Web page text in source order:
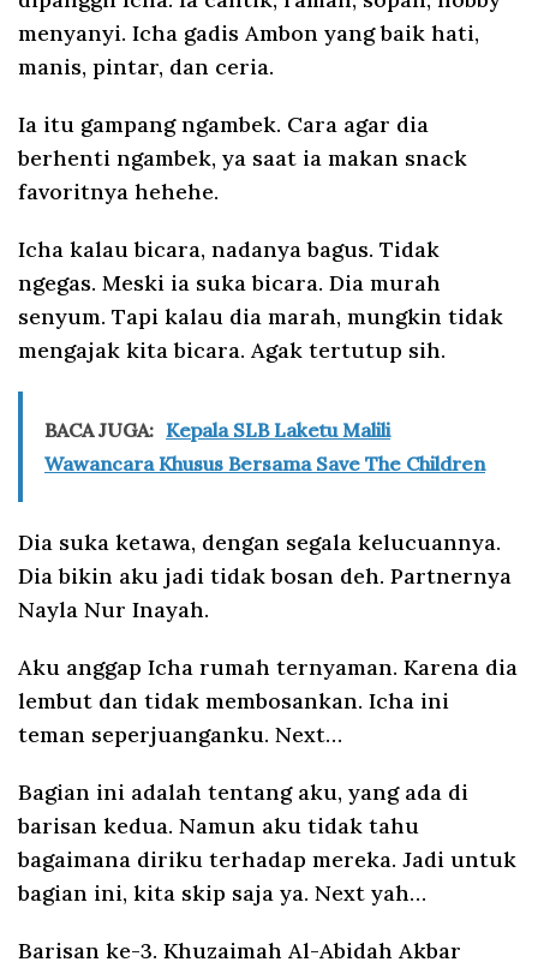
menyanyi. Icha gadis Ambon yang baik hati,
manis, pintar, dan ceria.
Ia itu gampang ngambek. Cara agar dia
berhenti ngambek, ya saat ia makan snack
favoritnya hehehe.
Icha kalau bicara, nadanya bagus. Tidak
ngegas. Meski ia suka bicara. Dia murah
senyum. Tapi kalau dia marah, mungkin tidak
mengajak kita bicara. Agak tertutup sih.
BACA JUGA: Kepala SLB Laketu Malili
Wawancara Khusus Bersama Save The Children
Dia suka ketawa, dengan segala kelucuannya.
Dia bikin aku jadi tidak bosan deh. Partnernya
Nayla Nur Inayah.
Aku anggap Icha rumah ternyaman. Karena dia
lembut dan tidak membosankan. Icha ini
teman seperjuanganku. Next…
Bagian ini adalah tentang aku, yang ada di
barisan kedua. Namun aku tidak tahu
bagaimana diriku terhadap mereka. Jadi untuk
bagian ini, kita skip saja ya. Next yah…
Barisan ke-3. Khuzaimah Al-Abidah Akbar